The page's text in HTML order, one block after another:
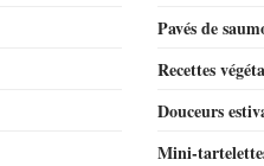
Pavés de
Recettes
Douceurs
Mini-